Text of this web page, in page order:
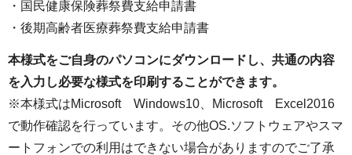
・国民健康保険葬祭費支給申請書
・後期高齢者医療葬祭費支給申請書
本様式をご自身のパソコンにダウンロードし、共通の内容
を入力し必要な様式を印刷することができます。
※本様式はMicrosoft Windows10、Microsoft Excel2016
で動作確認を行っています。その他OS.ソフトウェアやスマ
ートフォンでの利用はできない場合がありますのでご了承